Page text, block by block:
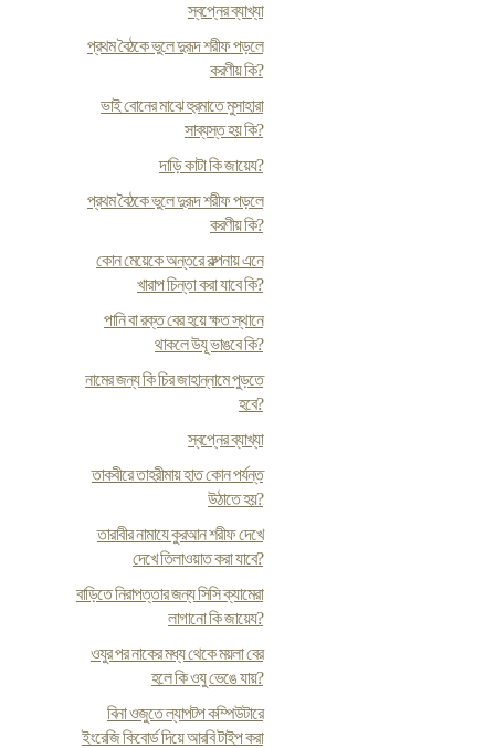
স্বপ্নের ব্যাখ্যা
প্রথম বৈঠকে ভুলে দুরূদ শরীফ পড়লে
করণীয় কি?
ভাই বোনের মাঝে হুরমাতে মুসাহারা
সাব্যস্ত হয় কি?
দাড়ি কাটা কি জায়েয?
প্রথম বৈঠকে ভুলে দুরূদ শরীফ পড়লে
করণীয় কি?
কোন মেয়েকে অন্তরে কল্পনায় এনে
খারাপ চিন্তা করা যাবে কি?
পানি বা রক্ত বের হয়ে ক্ষত স্থানে
থাকলে উযূ ভাঙবে কি?
নামের জন্য কি চির জাহান্নামে পুড়তে
হবে?
স্বপ্নের ব্যাখ্যা
তাকবীরে তাহরীমায় হাত কোন পর্যন্ত
উঠাতে হয়?
তারাবীর নামাযে কুরআন শরীফ দেখে
দেখে তিলাওয়াত করা যাবে?
বাড়িতে নিরাপত্তার জন্য সিসি ক্যামেরা
লাগানো কি জায়েয?
ওযুর পর নাকের মধ্য থেকে ময়লা বের
হলে কি ওযু ভেঙে যায়?
বিনা ওজুতে ল্যাপটপ কম্পিউটারে
ইংরেজি কিবোর্ড দিয়ে আরবি টাইপ করা